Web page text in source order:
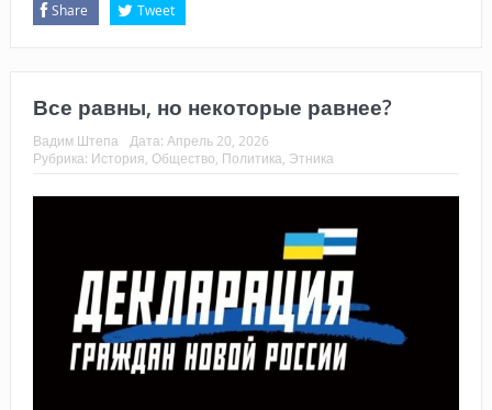
Share Tweet
Все равны, но некоторые равнее?
Вадим Штепа Дата: Апрель 20, 2026
Рубрика: История, Общество, Политика, Этника